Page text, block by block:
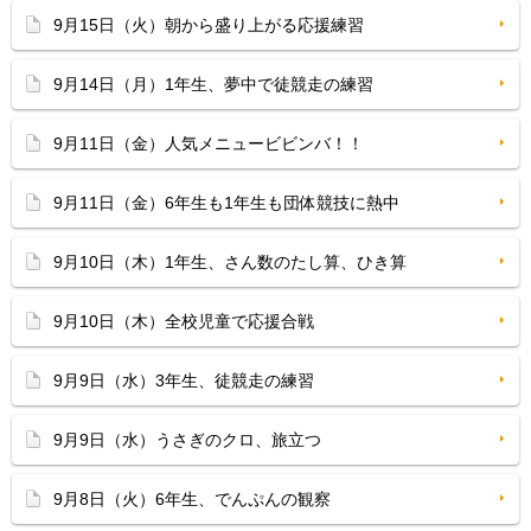
9月15日（火）朝から盛り上がる応援練習
9月14日（月）1年生、夢中で徒競走の練習
9月11日（金）人気メニュービビンバ！！
9月11日（金）6年生も1年生も団体競技に熱中
9月10日（木）1年生、さん数のたし算、ひき算
9月10日（木）全校児童で応援合戦
9月9日（水）3年生、徒競走の練習
9月9日（水）うさぎのクロ、旅立つ
9月8日（火）6年生、でんぷんの観察